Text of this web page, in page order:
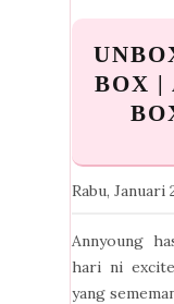
BOX |
Rabu, Januari
Annyoung
hari ni
yang